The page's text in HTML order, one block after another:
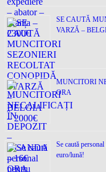
SE CAUTĂ
VARZĂ –
MUNCITORI
ORA
Se caută
euro/lună!